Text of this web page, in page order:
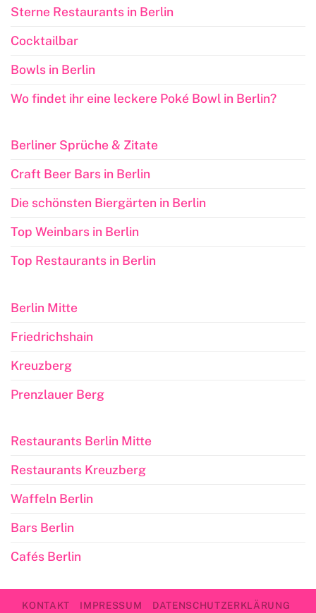
Sterne Restaurants in Berlin
Cocktailbar
Bowls in Berlin
Wo findet ihr eine leckere Poké Bowl in Berlin?
Berliner Sprüche & Zitate
Craft Beer Bars in Berlin
Die schönsten Biergärten in Berlin
Top Weinbars in Berlin
Top Restaurants in Berlin
Berlin Mitte
Friedrichshain
Kreuzberg
Prenzlauer Berg
Restaurants Berlin Mitte
Restaurants Kreuzberg
Waffeln Berlin
Bars Berlin
Cafés Berlin
KONTAKT IMPRESSUM
DATENSCHUTZERKLÄRUNG